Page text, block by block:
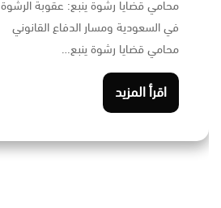
محامي قضايا رشوة ينبع: عقوبة الرشوة
في السعودية ومسار الدفاع القانوني
محامي قضايا رشوة ينبع…
اقرأ المزيد